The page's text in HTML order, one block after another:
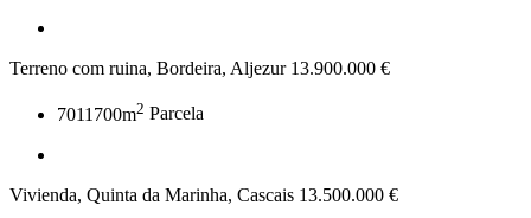
Terreno com ruina, Bordeira, Aljezur 13.900.000 €
7011700m2 Parcela
Vivienda, Quinta da Marinha, Cascais 13.500.000 €